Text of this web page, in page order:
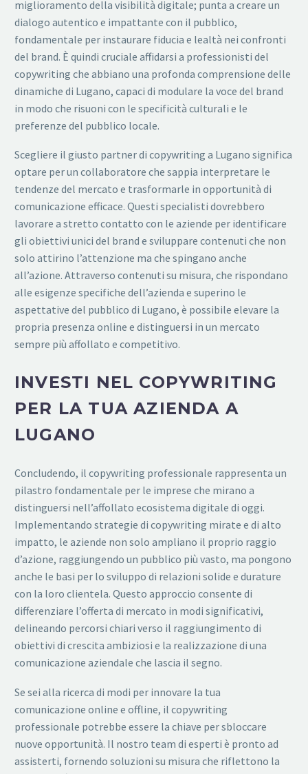
miglioramento della visibilità digitale; punta a creare un
dialogo autentico e impattante con il pubblico,
fondamentale per instaurare fiducia e lealtà nei confronti
del brand. È quindi cruciale affidarsi a professionisti del
copywriting che abbiano una profonda comprensione delle
dinamiche di Lugano, capaci di modulare la voce del brand
in modo che risuoni con le specificità culturali e le
preferenze del pubblico locale.
Scegliere il giusto partner di copywriting a Lugano significa
optare per un collaboratore che sappia interpretare le
tendenze del mercato e trasformarle in opportunità di
comunicazione efficace. Questi specialisti dovrebbero
lavorare a stretto contatto con le aziende per identificare
gli obiettivi unici del brand e sviluppare contenuti che non
solo attirino l’attenzione ma che spingano anche
all’azione. Attraverso contenuti su misura, che rispondano
alle esigenze specifiche dell’azienda e superino le
aspettative del pubblico di Lugano, è possibile elevare la
propria presenza online e distinguersi in un mercato
sempre più affollato e competitivo.
INVESTI NEL COPYWRITING
PER LA TUA AZIENDA A
LUGANO
Concludendo, il copywriting professionale rappresenta un
pilastro fondamentale per le imprese che mirano a
distinguersi nell’affollato ecosistema digitale di oggi.
Implementando strategie di copywriting mirate e di alto
impatto, le aziende non solo ampliano il proprio raggio
d’azione, raggiungendo un pubblico più vasto, ma pongono
anche le basi per lo sviluppo di relazioni solide e durature
con la loro clientela. Questo approccio consente di
differenziare l’offerta di mercato in modi significativi,
delineando percorsi chiari verso il raggiungimento di
obiettivi di crescita ambiziosi e la realizzazione di una
comunicazione aziendale che lascia il segno.
Se sei alla ricerca di modi per innovare la tua
comunicazione online e offline, il copywriting
professionale potrebbe essere la chiave per sbloccare
nuove opportunità. Il nostro team di esperti è pronto ad
assisterti, fornendo soluzioni su misura che riflettono la